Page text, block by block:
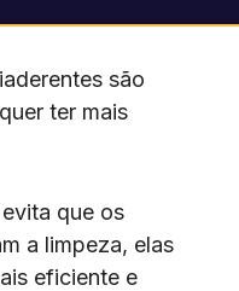
são
ter mais
que os
a limpeza, elas
eficiente e